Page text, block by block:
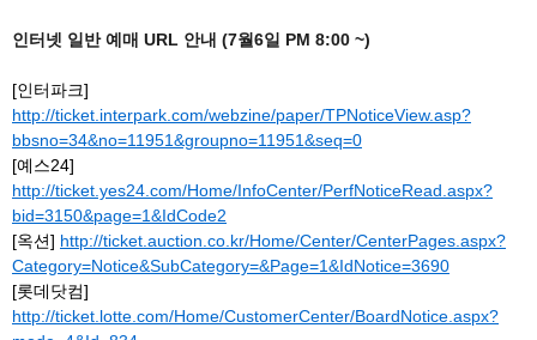
인터넷 일반 예매 URL 안내 (7월6일 PM 8:00 ~)
[인터파크]
http://ticket.interpark.com/webzine/paper/TPNoticeView.asp?
bbsno=34&no=11951&groupno=11951&seq=0
[예스24]
http://ticket.yes24.com/Home/InfoCenter/PerfNoticeRead.aspx?
bid=3150&page=1&IdCode2
[옥션] http://ticket.auction.co.kr/Home/Center/CenterPages.aspx?
Category=Notice&SubCategory=&Page=1&IdNotice=3690
[롯데닷컴]
http://ticket.lotte.com/Home/CustomerCenter/BoardNotice.aspx?